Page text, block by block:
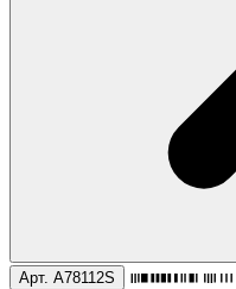
Арт. A78112S